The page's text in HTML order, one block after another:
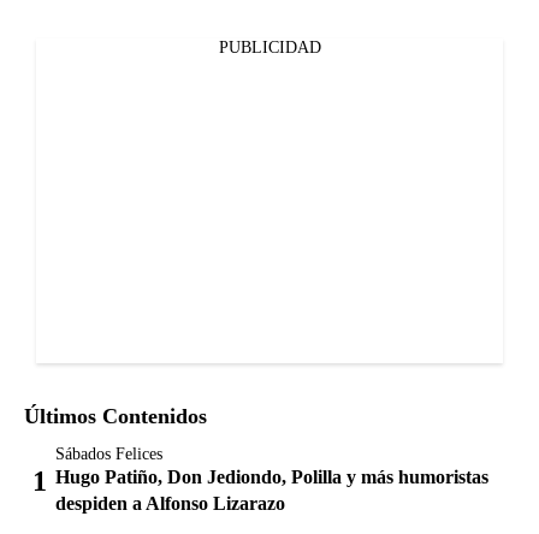
PUBLICIDAD
Últimos Contenidos
Sábados Felices
Hugo Patiño, Don Jediondo, Polilla y más humoristas
despiden a Alfonso Lizarazo